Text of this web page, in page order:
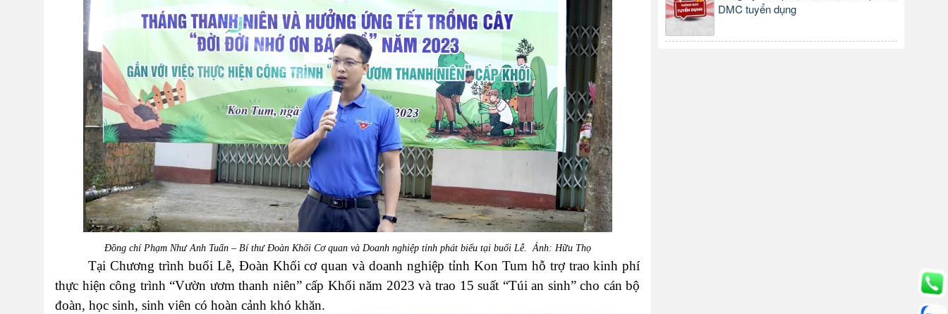
Đồng chí Phạm Như Anh Tuấn – Bí thư Đoàn Khối Cơ quan và Doanh nghiệp tỉnh phát biểu tại buổi Lễ. Ảnh: Hữu Thọ
Tại Chương trình buổi Lễ, Đoàn Khối cơ quan và doanh nghiệp tỉnh Kon Tum hỗ trợ trao kinh phí
thực hiện công trình “Vườn ươm thanh niên” cấp Khối năm 2023 và trao 15 suất “Túi an sinh” cho cán bộ
đoàn, học sinh, sinh viên có hoàn cảnh khó khăn.
DMC tuyển dụng